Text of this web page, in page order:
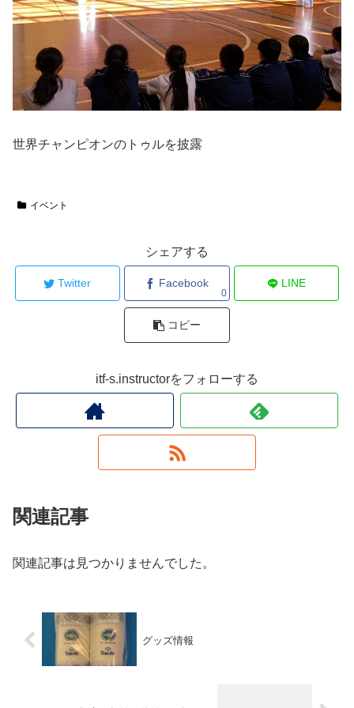
世界チャンピオンのトゥルを披露
イベント
シェアする
Twitter Facebook
0
LINE
コピー
itf-s.instructorをフォローする
関連記事
関連記事は見つかりませんでした。
グッズ情報